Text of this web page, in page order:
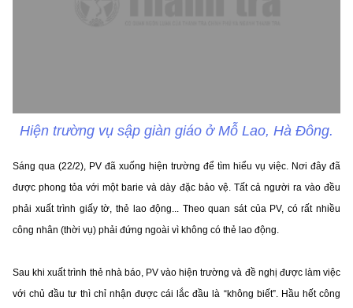
Hiện trường vụ sập giàn giáo ở Mỗ Lao, Hà Đông.
Sáng qua (22/2), PV đã xuống hiện trường để tìm hiểu vụ việc. Nơi đây đã
được phong tỏa với một barie và dày đặc bảo vệ. Tất cả người ra vào đều
phải xuất trình giấy tờ, thẻ lao động... Theo quan sát của PV, có rất nhiều
công nhân (thời vụ) phải đứng ngoài vì không có thẻ lao động.
Sau khi xuất trình thẻ nhà báo, PV vào hiện trường và đề nghị được làm việc
với chủ đầu tư thì chỉ nhận được cái lắc đầu là “không biết”. Hầu hết công